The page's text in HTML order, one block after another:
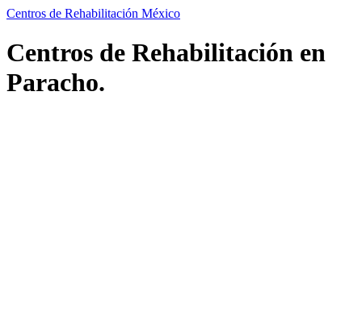
Centros de Rehabilitación México
Centros de Rehabilitación en
Paracho.